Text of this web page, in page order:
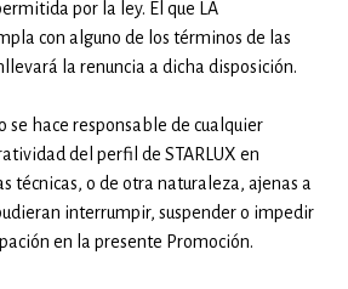
por la ley. El que LA
con alguno de los términos de las
la renuncia a dicha disposición.
se hace responsable de cualquier
del perfil de STARLUX en
técnicas, o de otra naturaleza, ajenas a
interrumpir, suspender o impedir
en la presente Promoción.